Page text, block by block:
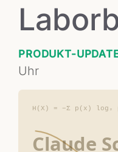
PRODUKT-
Uhr